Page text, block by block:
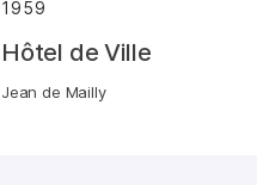
1959
Hôtel de Ville
Jean de Mailly